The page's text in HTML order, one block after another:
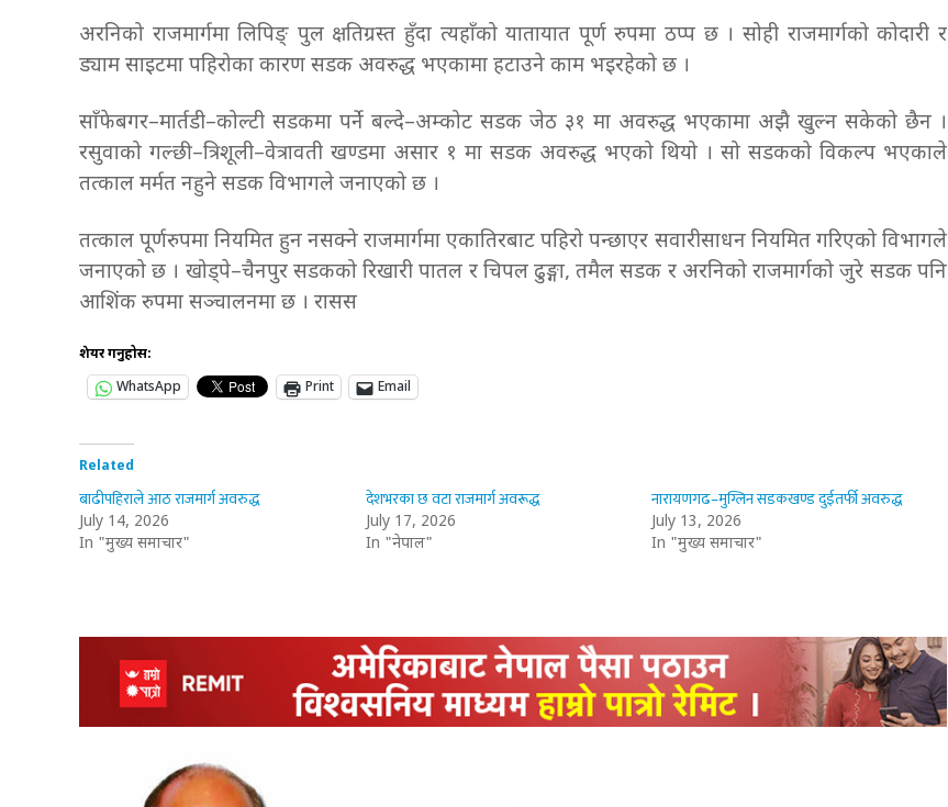
अरनिको राजमार्गमा लिपिङ् पुल क्षतिग्रस्त हुँदा त्यहाँको यातायात पूर्ण रुपमा ठप्प छ । सोही राजमार्गको कोदारी र
ड्याम साइटमा पहिरोका कारण सडक अवरुद्ध भएकामा हटाउने काम भइरहेको छ ।
साँफेबगर–मार्तडी–कोल्टी सडकमा पर्ने बल्दे–अम्कोट सडक जेठ ३१ मा अवरुद्ध भएकामा अझै खुल्न सकेको छैन ।
रसुवाको गल्छी–त्रिशूली–वेत्रावती खण्डमा असार १ मा सडक अवरुद्ध भएको थियो । सो सडकको विकल्प भएकाले
तत्काल मर्मत नहुने सडक विभागले जनाएको छ ।
तत्काल पूर्णरुपमा नियमित हुन नसक्ने राजमार्गमा एकातिरबाट पहिरो पन्छाएर सवारीसाधन नियमित गरिएको विभागले
जनाएको छ । खोड्पे–चैनपुर सडकको रिखारी पातल र चिपल ढुङ्गा, तमैल सडक र अरनिको राजमार्गको जुरे सडक पनि
आशिंक रुपमा सञ्चालनमा छ । रासस
शेयर गर्नुहोस:
WhatsApp
Print Email
Related
बाढीपहिराले आठ राजमार्ग अवरुद्ध
July 14, 2026
In "मुख्य समाचार"
देशभरका छ वटा राजमार्ग अवरूद्ध
July 17, 2026
In "नेपाल"
नारायणगढ–मुग्लिन सडकखण्ड दुईतर्फी अवरुद्ध
July 13, 2026
In "मुख्य समाचार"